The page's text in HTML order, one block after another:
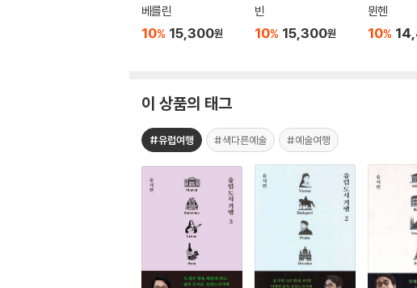
베를린
10% 15,300원
빈
10% 15,300원
뮌헨
10%
이 상품의 태그
#유럽여행 #색다른예술 #예술여행